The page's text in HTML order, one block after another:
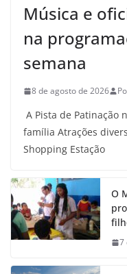
Música e
na
semana
8 de agosto de 2026
A Pista de Patinação
família Atrações
Shopping Estação
O
7